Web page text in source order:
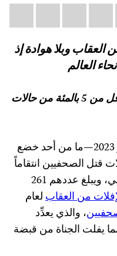
وبلا هوادة إذ
لم تتحقق العدالة الكاملة إلا في أقل من 5 بالمئة من حالات
نيويورك، 31 تشرين الأول/ أكتوبر 2023—ما من أحد خضع
من حالات قتل الصحفيين انتقاماً
منهم على عملهم في العقد الماضي، ويبلغ عددهم 261
من العقابلعام
، والذي يعدِّد
يفلت الجناة من قبضة